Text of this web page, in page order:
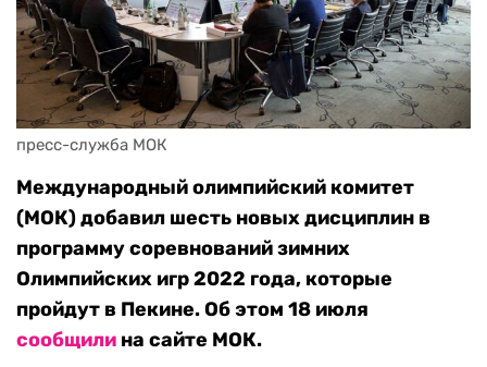
пресс-служба МОК
Международный олимпийский комитет
(МОК) добавил шесть новых дисциплин в
программу соревнований зимних
Олимпийских игр 2022 года, которые
пройдут в Пекине. Об этом 18 июля
сообщили на сайте МОК.